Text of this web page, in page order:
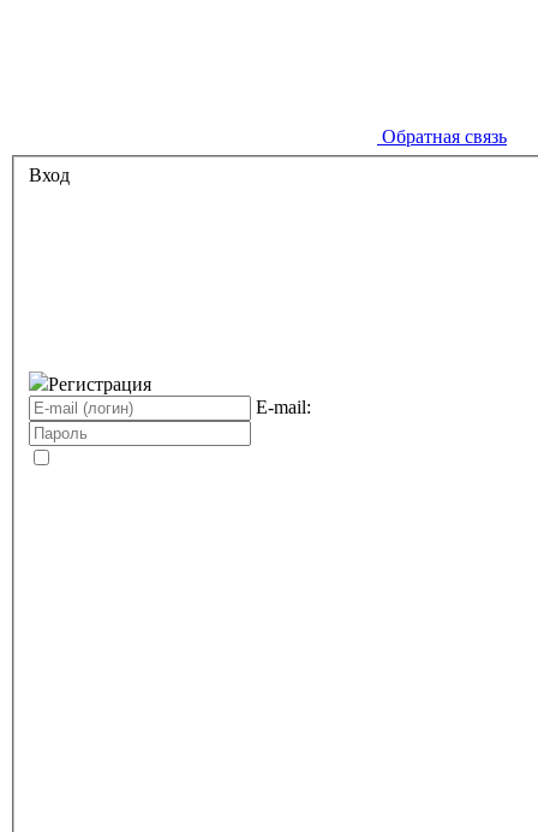
Обратная связь
Вход
Регистрация
E-mail: